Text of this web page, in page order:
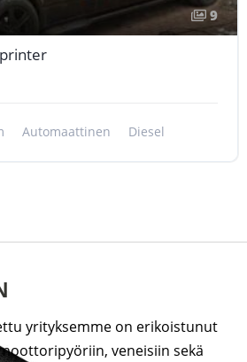
9
Automaattinen Diesel
yrityksemme on erikoistunut
veneisiin sekä